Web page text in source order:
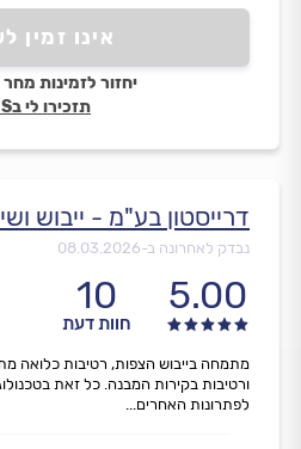
אינו זמין
יחזור לזמינות מחר ב-
תזכירו לי בSMS
דרייסטון בע"מ - ייבוש
נבדק לאחרונה ב-08.03.2026
5.00
10
חוות דעת
מתמחה בייבוש הצפות, רטיבות כלואה
ורטיבות בקירות המבנה. כל זאת
לפתרונות האחרים...